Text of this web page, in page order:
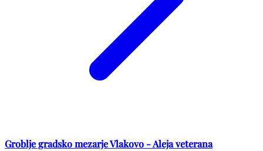
Groblje gradsko mezarje Vlakovo - Aleja veterana